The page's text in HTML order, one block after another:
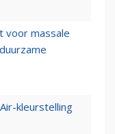
voor massale
kleurstelling